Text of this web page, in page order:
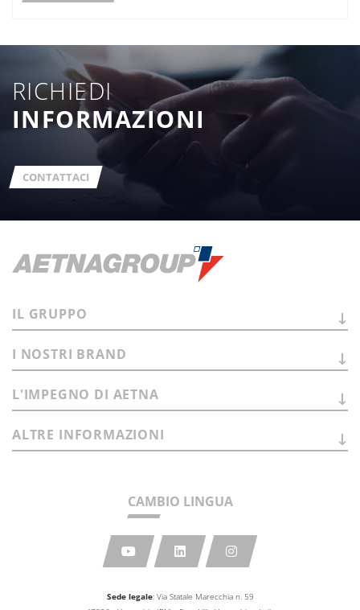
RICHIEDI
INFORMAZIONI
CONTATTACI
Sede legale: Via Statale Marecchia n. 59
CAMBIO LINGUA
IL GRUPPO
I NOSTRI BRAND
L'IMPEGNO DI AETNA
ALTRE INFORMAZIONI